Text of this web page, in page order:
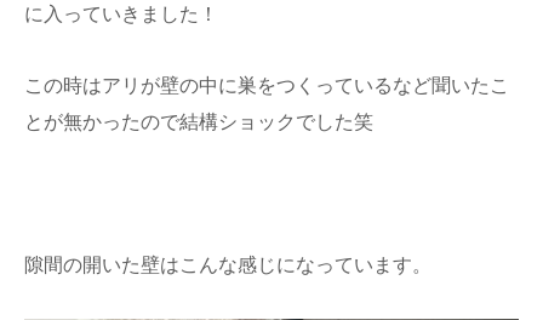
に入っていきました！
この時はアリが壁の中に巣をつくっているなど聞いたこ
とが無かったので結構ショックでした笑
隙間の開いた壁はこんな感じになっています。